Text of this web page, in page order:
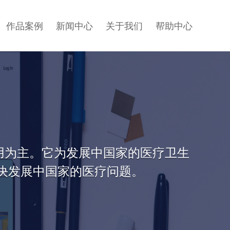
作品案例 新闻中心 关于我们 帮助中心
主。它为发展中国家的医疗卫生
展中国家的医疗问题。